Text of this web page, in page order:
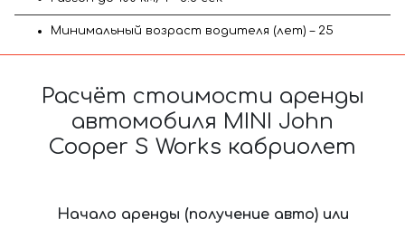
Минимальный возраст водителя (лет) – 25
Расчёт стоимости аренды
автомобиля MINI John
Cooper S Works кабриолет
Начало аренды (получение авто) или